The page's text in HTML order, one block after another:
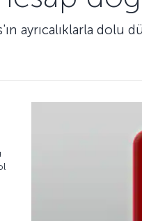
ayrıcalıklarla dolu